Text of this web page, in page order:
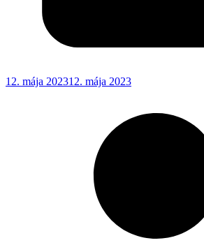
12. mája 202312. mája 2023